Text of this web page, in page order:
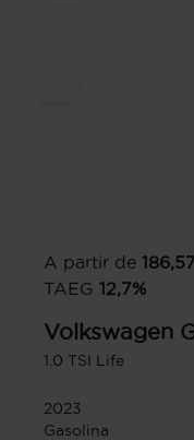
A partir de 186,57
TAEG 12,7%
Volkswagen
1.0 TSI Life
2023
Gasolina